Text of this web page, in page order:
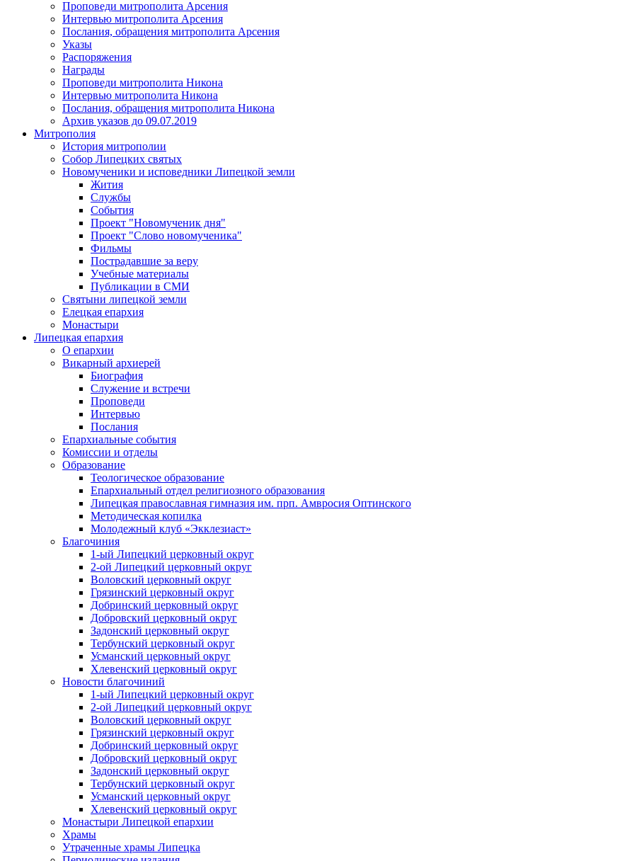
Проповеди митрополита Арсения
Интервью митрополита Арсения
Послания, обращения митрополита Арсения
Указы
Распоряжения
Награды
Проповеди митрополита Никона
Интервью митрополита Никона
Послания, обращения митрополита Никона
Архив указов до 09.07.2019
Митрополия
История митрополии
Собор Липецких святых
Новомученики и исповедники Липецкой земли
Жития
Службы
События
Проект "Новомученик дня"
Проект "Слово новомученика"
Фильмы
Пострадавшие за веру
Учебные материалы
Публикации в СМИ
Святыни липецкой земли
Елецкая епархия
Монастыри
Липецкая епархия
О епархии
Викарный архиерей
Биография
Служение и встречи
Проповеди
Интервью
Послания
Епархиальные события
Комиссии и отделы
Образование
Теологическое образование
Епархиальный отдел религиозного образования
Липецкая православная гимназия им. прп. Амвросия Оптинского
Методическая копилка
Молодежный клуб «Экклезиаст»
Благочиния
1-ый Липецкий церковный округ
2-ой Липецкий церковный округ
Воловский церковный округ
Грязинский церковный округ
Добринский церковный округ
Добровский церковный округ
Задонский церковный округ
Тербунский церковный округ
Усманский церковный округ
Хлевенский церковный округ
Новости благочиний
1-ый Липецкий церковный округ
2-ой Липецкий церковный округ
Воловский церковный округ
Грязинский церковный округ
Добринский церковный округ
Добровский церковный округ
Задонский церковный округ
Тербунский церковный округ
Усманский церковный округ
Хлевенский церковный округ
Монастыри Липецкой епархии
Храмы
Утраченные храмы Липецка